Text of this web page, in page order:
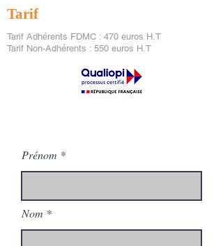
Tarif
Tarif Adhérents FDMC : 470 euros H.T
Tarif Non-Adhérents : 550 euros H.T
Prénom
Nom